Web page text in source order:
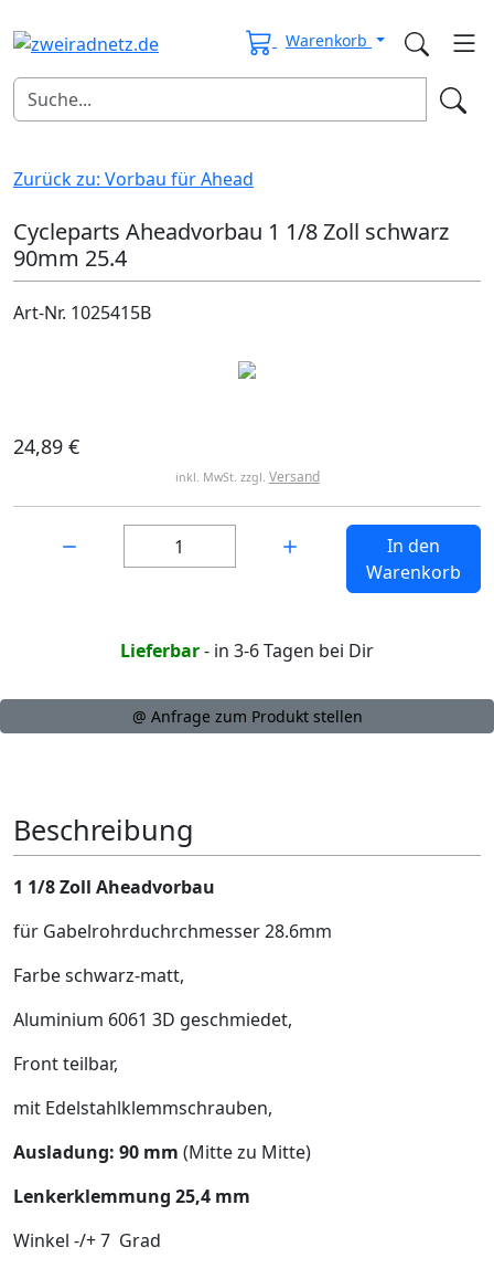
Warenkorb
Zurück zu: Vorbau für Ahead
Cycleparts Aheadvorbau 1 1/8 Zoll schwarz
90mm 25.4
Art-Nr. 1025415B
24,89 €
inkl. MwSt. zzgl. Versand
In den
Warenkorb
Lieferbar- in 3-6 Tagen bei Dir
@ Anfrage zum Produkt stellen
Beschreibung
1 1/8 Zoll Aheadvorbau
für Gabelrohrduchrchmesser 28.6mm
Farbe schwarz-matt,
Aluminium 6061 3D geschmiedet,
Front teilbar,
mit Edelstahlklemmschrauben,
Ausladung: 90 mm (Mitte zu Mitte)
Lenkerklemmung 25,4 mm
Winkel -/+ 7 Grad